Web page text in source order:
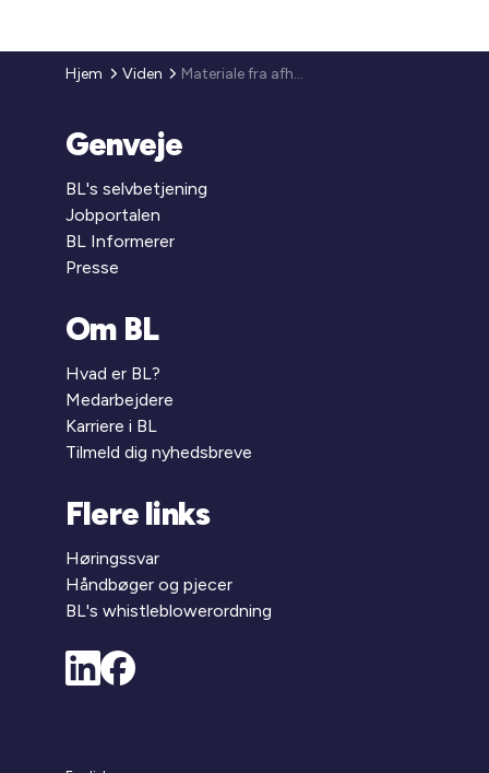
Hjem Viden Materiale fra afholdte ERFA-møder
Genveje
BL's selvbetjening
Jobportalen
BL Informerer
Presse
Om BL
Hvad er BL?
Medarbejdere
Karriere i BL
Tilmeld dig nyhedsbreve
Flere links
Høringssvar
Håndbøger og pjecer
BL's whistleblowerordning